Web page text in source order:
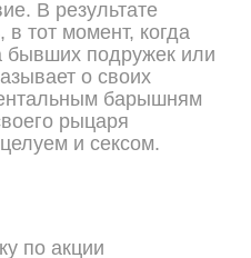
В результате
тот момент, когда
бывших подружек или
о своих
барышням
рыцаря
и сексом.